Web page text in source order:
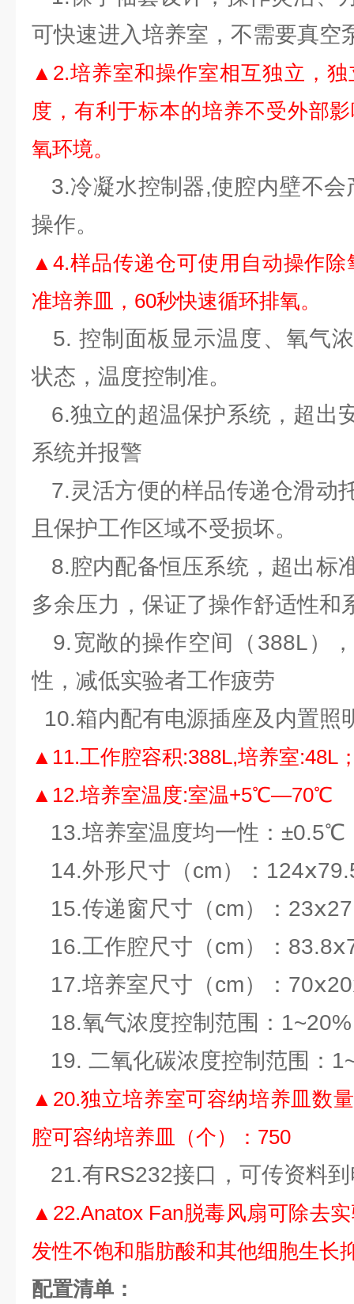
可快速进入培养室，不需要真
▲2.培养室和操作室相互独立，
度，有利于标本的培养不受外部
氧环境。
3.冷凝水控制器,使腔内壁不会
操作。
▲4.样品传递仓可使用自动操作除
准培养皿，60秒快速循环排氧。
5. 控制面板显示温度、氧气
状态，温度控制准。
6.独立的超温保护系统，超出
系统并报警
7.灵活方便的样品传递仓滑动
且保护工作区域不受损坏。
8.腔内配备恒压系统，超出标
多余压力，保证了操作舒适性
9.宽敞的操作空间（388L）
性，减低实验者工作疲劳
10.箱内配有电源插座及内置照
▲11.工作腔容积:388L,培养室:48L
▲12.培养室温度:室温+5℃—70℃
13.培养室温度均一性：±0.5℃
14.外形尺寸（cm）：
15.传递窗尺寸（cm）：
16.工作腔尺寸（cm）：
17.培养室尺寸（cm）：
18.氧气浓度控制范围：1~20%
19. 二氧化碳浓度控制范围：
▲20.独立培养室可容纳培养皿数
腔可容纳培养皿（个）：750
21.有RS232接口，可传资料
▲22.Anatox Fan脱毒风扇可除去
发性不饱和脂肪酸和其他细胞生
配置清单：